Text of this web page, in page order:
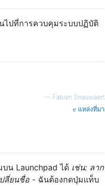
ไปที่การควบคุมระบบปฏิบัติ
— Fabien Snauwaert
แหล่งที่มา
น Launchpad ได้ เช่น: ลาก
ลี่ยนชื่อ - ฉันต้องกดปุ่มแท็บ